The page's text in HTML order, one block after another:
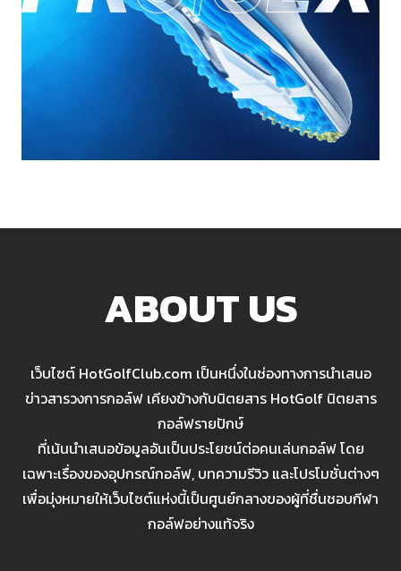
ABOUT US
เว็บไซต์ HotGolfClub.com เป็นหนึ่งในช่องทางการนำเสนอ
ข่าวสารวงการกอล์ฟ เคียงข้างกับนิตยสาร HotGolf นิตยสาร
กอล์ฟรายปักษ์
ที่เน้นนำเสนอข้อมูลอันเป็นประโยชน์ต่อคนเล่นกอล์ฟ โดย
เฉพาะเรื่องของอุปกรณ์กอล์ฟ, บทความรีวิว และโปรโมชั่นต่างๆ
เพื่อมุ่งหมายให้เว็บไซต์แห่งนี้เป็นศูนย์กลางของผู้ที่ชื่นชอบกีฬา
กอล์ฟอย่างแท้จริง